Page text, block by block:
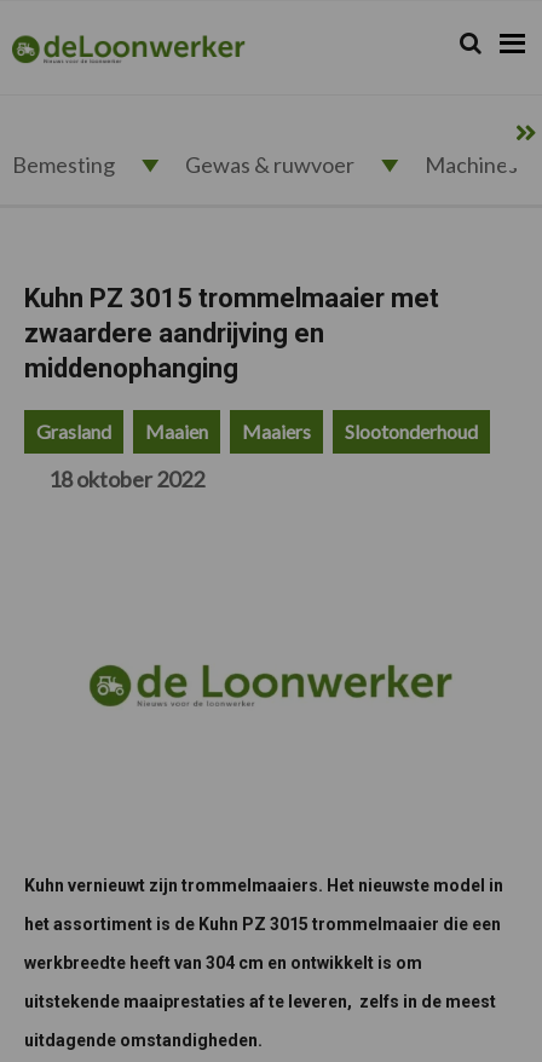
de
hoofdnavigatie
de
hoofd
de
eerste
de
voettekst
deloonwerker.nl Zoeken...
Zoek
Bemesting Gewas & ruwvoer Machines
Kuhn PZ 3015 trommelmaaier met
zwaardere aandrijving en
middenophanging
Grasland Maaien Maaiers Slootonderhoud
18 oktober 2022
Kuhn vernieuwt zijn trommelmaaiers. Het nieuwste model in
het assortiment is de Kuhn PZ 3015 trommelmaaier die een
werkbreedte heeft van 304 cm en ontwikkelt is om
uitstekende maaiprestaties af te leveren, zelfs in de meest
uitdagende omstandigheden.